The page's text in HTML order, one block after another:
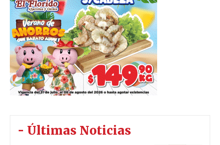
- Últimas Noticias